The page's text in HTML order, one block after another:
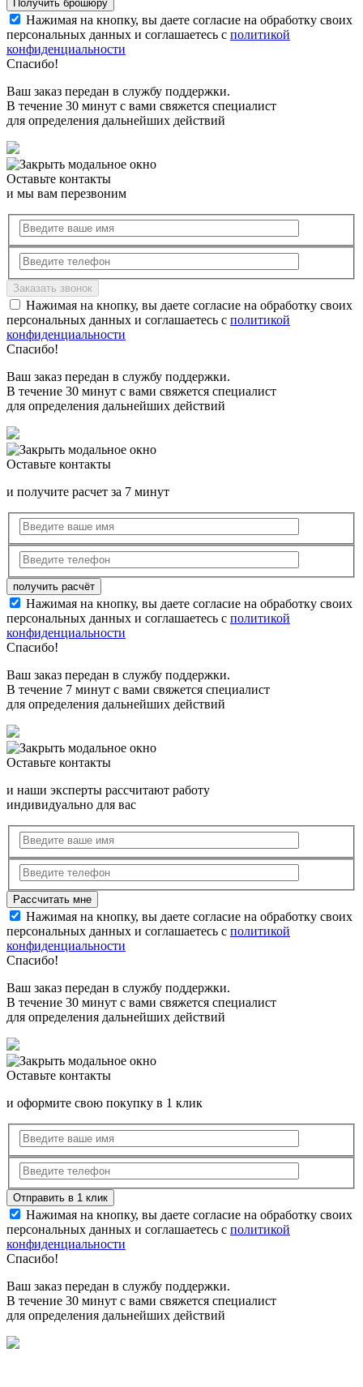
Нажимая на кнопку, вы даете согласие на обработку своих
персональных данных и соглашаетесь с политикой
конфиденциальности
Спасибо!
Ваш заказ передан в службу поддержки.
В течение 30 минут с вами свяжется специалист
для определения дальнейших действий
Оставьте контакты
и мы вам перезвоним
Нажимая на кнопку, вы даете согласие на обработку своих
персональных данных и соглашаетесь с политикой
конфиденциальности
Спасибо!
Ваш заказ передан в службу поддержки.
В течение 30 минут с вами свяжется специалист
для определения дальнейших действий
Оставьте контакты
и получите расчет за 7 минут
Нажимая на кнопку, вы даете согласие на обработку своих
персональных данных и соглашаетесь с политикой
конфиденциальности
Спасибо!
Ваш заказ передан в службу поддержки.
В течение 7 минут с вами свяжется специалист
для определения дальнейших действий
Оставьте контакты
и наши эксперты рассчитают работу
индивидуально для вас
Нажимая на кнопку, вы даете согласие на обработку своих
персональных данных и соглашаетесь с политикой
конфиденциальности
Спасибо!
Ваш заказ передан в службу поддержки.
В течение 30 минут с вами свяжется специалист
для определения дальнейших действий
Оставьте контакты
и оформите свою покупку в 1 клик
Нажимая на кнопку, вы даете согласие на обработку своих
персональных данных и соглашаетесь с политикой
конфиденциальности
Спасибо!
Ваш заказ передан в службу поддержки.
В течение 30 минут с вами свяжется специалист
для определения дальнейших действий